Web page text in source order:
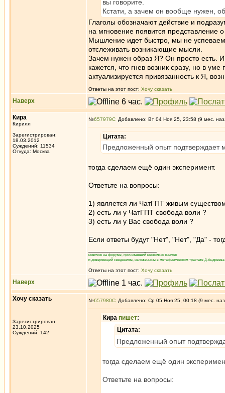
вы говорите.
Кстати, а зачем он вообще нужен,
Глаголы обозначают действие и
на мгновение появится представление
Мышление идет быстро, мы не
отслеживать возникающие мысли.
Зачем нужен образ Я? Он просто есть.
кажется, что гнев возник сразу, но в
актуализируется привязанность к Я,
Ответы на этот пост: Хочу сказать
Наверх
Кира
Кирилл
Зарегистрирован:
18.03.2012
Суждений: 11534
Откуда: Москва
№657979 Добавлено: Вт 04 Ноя 25, 23:58 (9 мес.
Цитата:
Предложенный опыт подтверждает
тогда сделаем ещё один эксперимент.
Ответьте на вопросы:
1) является ли ЧатГПТ живым
2) есть ли у ЧатГПТ свобода воли ?
3) есть ли у Вас свобода воли ?
Если ответы будут "Нет", "Нет", "Да" -
новичок на форуме, прочитавший несколько книжек
и доверяющий сведениям, изложенным в метафизическом трактате
Ответы на этот пост: Хочу сказать
Наверх
Хочу сказать
Зарегистрирован:
23.10.2025
Суждений: 142
№657980 Добавлено: Ср 05 Ноя 25, 00:18 (9 мес.
Кира пишет:
Цитата:
Предложенный опыт
тогда сделаем ещё один
Ответьте на вопросы: